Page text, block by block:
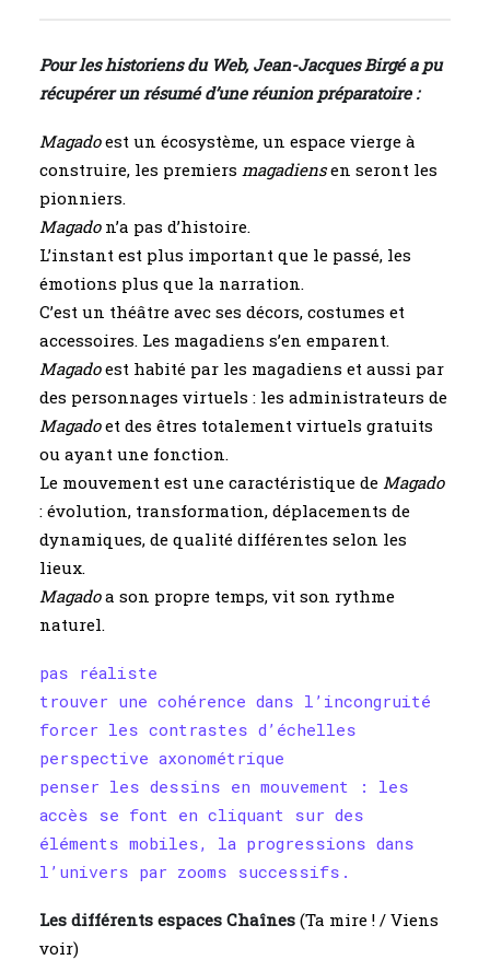
Pour les historiens du Web, Jean-Jacques Birgé a pu
récupérer un résumé d’une réunion préparatoire :
Magadoest un écosystème, un espace vierge à
construire, les premiers magadiensen seront les
pionniers.
Magadon’a pas d’histoire.
L’instant est plus important que le passé, les
émotions plus que la narration.
C’est un théâtre avec ses décors, costumes et
accessoires. Les magadiens s’en emparent.
Magadoest habité par les magadiens et aussi par
des personnages virtuels : les administrateurs de
Magadoet des êtres totalement virtuels gratuits
ou ayant une fonction.
Le mouvement est une caractéristique de Magado
: évolution, transformation, déplacements de
dynamiques, de qualité différentes selon les
lieux.
Magadoa son propre temps, vit son rythme
naturel.
pas réaliste
trouver une cohérence dans l’incongruité
forcer les contrastes d’échelles
perspective axonométrique
penser les dessins en mouvement : les
accès se font en cliquant sur des
éléments mobiles, la progressions dans
l’univers par zooms successifs.
Les différents espaces Chaînes (Ta mire ! / Viens
voir)